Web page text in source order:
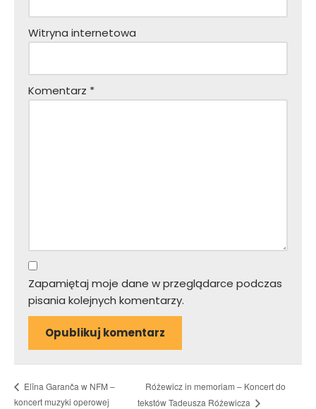
Witryna internetowa
Komentarz *
Zapamiętaj moje dane w przeglądarce podczas
pisania kolejnych komentarzy.
Elīna Garanča w NFM –
koncert muzyki operowej
Różewicz in memoriam – Koncert do
tekstów Tadeusza Różewicza